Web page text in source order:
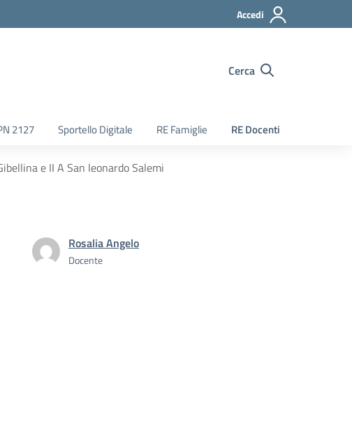
Accedi
Cerca
2127 Sportello Digitale RE Famiglie RE Docenti
e II A San leonardo Salemi
Rosalia Angelo
Docente